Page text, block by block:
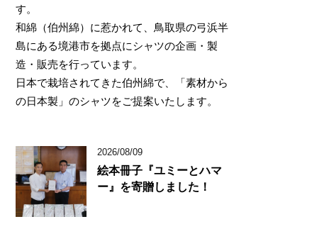
す。
和綿（伯州綿）に惹かれて、鳥取県の弓浜半
島にある境港市を拠点にシャツの企画・製
造・販売を行っています。
日本で栽培されてきた伯州綿で、「素材から
の日本製」のシャツをご提案いたします。
2026/08/09
絵本冊子『ユミーとハマ
ー』を寄贈しました！